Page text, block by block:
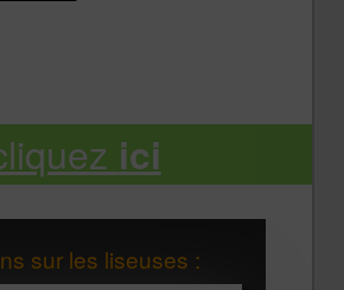
ici
sur les liseuses :